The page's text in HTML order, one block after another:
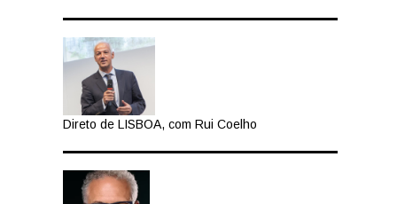
Direto de LISBOA, com Rui Coelho